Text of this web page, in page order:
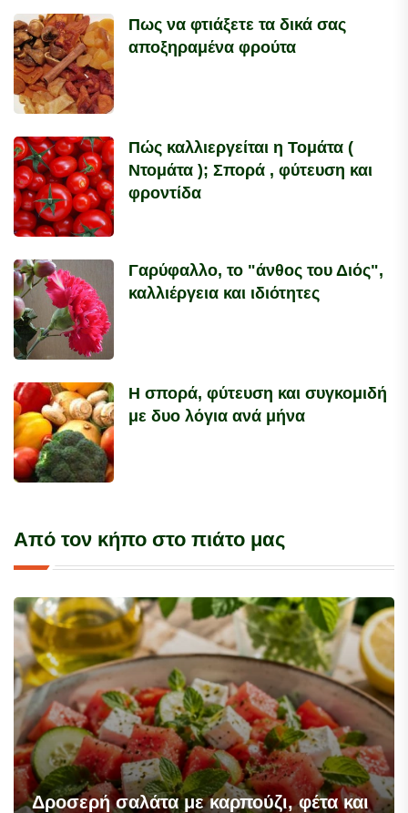
Πως να φτιάξετε τα δικά σας
αποξηραμένα φρούτα
Πώς καλλιεργείται η Τομάτα (
Ντομάτα ); Σπορά , φύτευση και
φροντίδα
Γαρύφαλλο, το "άνθος του Διός",
καλλιέργεια και ιδιότητες
Η σπορά, φύτευση και συγκομιδή
με δυο λόγια ανά μήνα
Από τον κήπο στο πιάτο μας
Δροσερή σαλάτα με καρπούζι, φέτα και